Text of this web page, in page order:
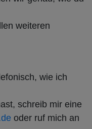
weiteren
wie ich
schreib mir eine
oder ruf mich an